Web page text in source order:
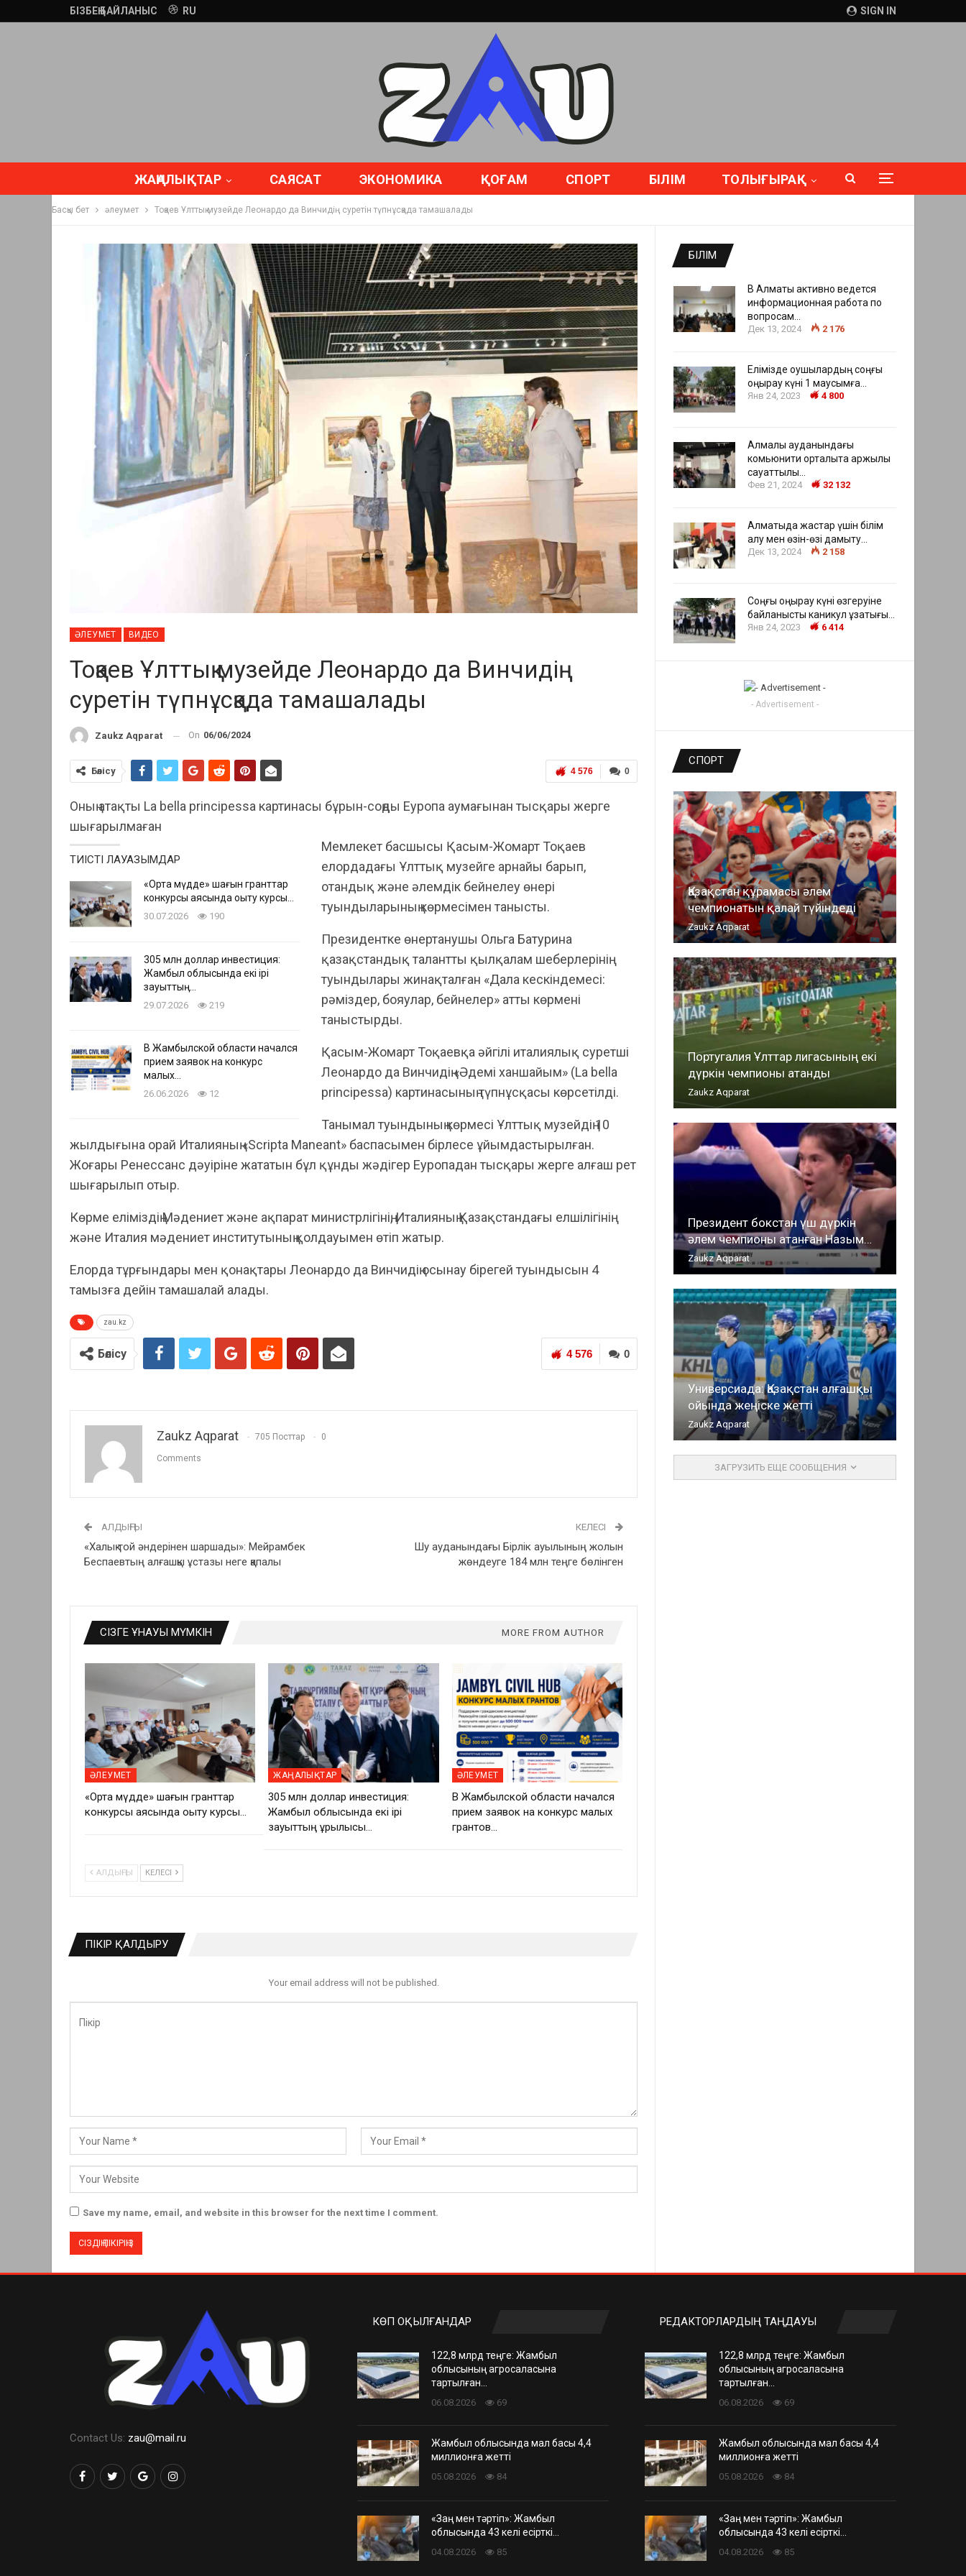
SIGN IN
БІЗБЕҢ БАЙЛАНЫС RU
ЖАҢАЛЫҚТАР САЯСАТ ЭКОНОМИКА ҚОҒАМ СПОРТ БІЛІМ ТОЛЫҒЫРАҚ
Басқы бет әлеумет Тоқаев Ұлттық музейде Леонардо да Винчидің суретін түпнұсқада тамашалады
ӘЛЕУМЕТ ВИДЕО
Тоқаев Ұлттық музейде Леонардо да Винчидің
суретін түпнұсқада тамашалады
Zaukz Aqparat On 06/06/2024
0
4 576
Бөлісу
Оның атақты La bella principessa картинасы бұрын-соңды Еуропа аумағынан тысқары жерге
шығарылмаған
ТИІСТІ ЛАУАЗЫМДАР
«Ортақ мүдде» шағын гранттар
конкурсы аясында оқыту курсы…
30.07.2026 190
305 млн доллар инвестиция:
Жамбыл облысында екі ірі
зауыттың…
29.07.2026 219
В Жамбылской области начался
прием заявок на конкурс
малых…
26.06.2026 12
Мемлекет басшысы Қасым-Жомарт Тоқаев
елордадағы Ұлттық музейге арнайы барып,
отандық және әлемдік бейнелеу өнері
туындыларының көрмесімен танысты.
Президентке өнертанушы Ольга Батурина
қазақстандық талантты қылқалам шеберлерінің
туындылары жинақталған «Дала кескіндемесі:
рәміздер, бояулар, бейнелер» атты көрмені
таныстырды.
Қасым-Жомарт Тоқаевқа әйгілі италиялық суретші
Леонардо да Винчидің «Әдемі ханшайым» (La bella
principessa) картинасының түпнұсқасы көрсетілді.
Танымал туындының көрмесі Ұлттық музейдің 10
жылдығына орай Италияның «Scripta Maneant» баспасымен бірлесе ұйымдастырылған.
Жоғары Ренессанс дәуіріне жататын бұл құнды жәдігер Еуропадан тысқары жерге алғаш рет
шығарылып отыр.
Көрме еліміздің Мәдениет және ақпарат министрлігінің, Италияның Қазақстандағы елшілігінің
және Италия мәдениет институтының қолдауымен өтіп жатыр.
Елорда тұрғындары мен қонақтары Леонардо да Винчидің осынау бірегей туындысын 4
тамызға дейін тамашалай алады.
zau.kz
0
4 576
Бөлісу
Zaukz Aqparat 705 Посттар 0
Comments
АЛДЫҢҒЫ
«Халық той әндерінен шаршады»: Мейрамбек
Беспаевтың алғашқы ұстазы неге қапалы
КЕЛЕСІ
Шу ауданындағы Бірлік ауылының жолын
жөндеуге 184 млн теңге бөлінген
СІЗГЕ ҰНАУЫ МҮМКІН MORE FROM AUTHOR
ӘЛЕУМЕТ
«Ортақ мүдде» шағын гранттар
конкурсы аясында оқыту курсы…
ЖАҢАЛЫҚТАР
305 млн доллар инвестиция:
Жамбыл облысында екі ірі
зауыттың құрылысы…
ӘЛЕУМЕТ
В Жамбылской области начался
прием заявок на конкурс малых
грантов…
АЛДЫҢҒЫ КЕЛЕСІ
ПІКІР ҚАЛДЫРУ
Your email address will not be published.
Save my name, email, and website in this browser for the next time I comment.
БІЛІМ
В Алматы активно ведется
информационная работа по
вопросам…
Дек 13, 2024 2 176
Елімізде оқушылардың соңғы
қоңырау күні 1 маусымға…
Янв 24, 2023 4 800
Алмалы ауданындағы
комьюнити орталықта қаржылық
сауаттылық…
Фев 21, 2024 32 132
Алматыда жастар үшін білім
алу мен өзін-өзі дамыту…
Дек 13, 2024 2 158
Соңғы қоңырау күні өзгеруіне
байланысты каникул ұзақтығы…
Янв 24, 2023 6 414
- Advertisement -
СПОРТ
Қазақстан құрамасы әлем
чемпионатын қалай түйіндеді
Zaukz Aqparat
Португалия Ұлттар лигасының екі
дүркін чемпионы атанды
Zaukz Aqparat
Президент бокстан үш дүркін
әлем чемпионы атанған Назым…
Zaukz Aqparat
Универсиада: Қазақстан алғашқы
ойында жеңіске жетті
Zaukz Aqparat
ЗАГРУЗИТЬ ЕЩЕ СООБЩЕНИЯ
Contact Us: zau@mail.ru
КӨП ОҚЫЛҒАНДАР
122,8 млрд теңге: Жамбыл
облысының агросаласына
тартылған…
06.08.2026 69
Жамбыл облысында мал басы 4,4
миллионға жетті
05.08.2026 84
«Заң мен тәртіп»: Жамбыл
облысында 43 келі есірткі…
04.08.2026 85
РЕДАКТОРЛАРДЫҢ ТАҢДАУЫ
122,8 млрд теңге: Жамбыл
облысының агросаласына
тартылған…
06.08.2026 69
Жамбыл облысында мал басы 4,4
миллионға жетті
05.08.2026 84
«Заң мен тәртіп»: Жамбыл
облысында 43 келі есірткі…
04.08.2026 85